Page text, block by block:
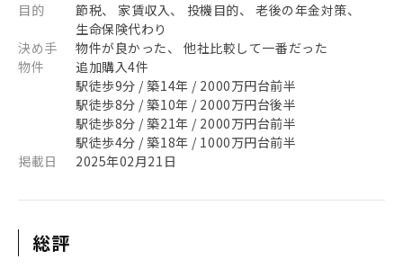
目的
節税、 家賃収入、 投機目的、 老後の年金対策、
生命保険代わり
決め手
物件が良かった、 他社比較して一番だった
物件
追加購入4件
駅徒歩9分 / 築14年 / 2000万円台前半
駅徒歩8分 / 築10年 / 2000万円台後半
駅徒歩8分 / 築21年 / 2000万円台前半
駅徒歩4分 / 築18年 / 1000万円台前半
掲載日
2025年02月21日
総評